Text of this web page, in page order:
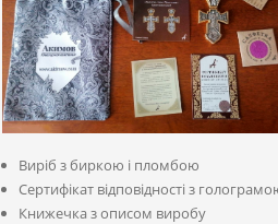
Виріб з биркою і пломбою
Сертифікат відповідності з
Книжечка з описом виробу